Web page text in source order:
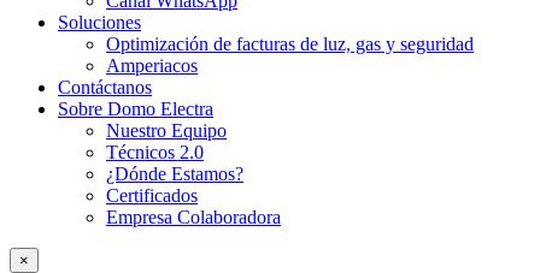
Soluciones
Optimización de facturas de luz, gas y seguridad
Amperiacos
Contáctanos
Sobre Domo Electra
Nuestro Equipo
Técnicos 2.0
¿Dónde Estamos?
Certificados
Empresa Colaboradora
×